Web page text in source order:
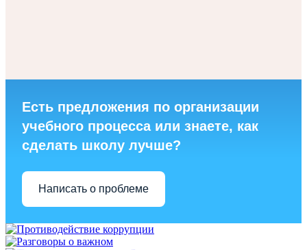
Есть предложения по организации
учебного процесса или знаете, как
сделать школу лучше?
Написать о проблеме